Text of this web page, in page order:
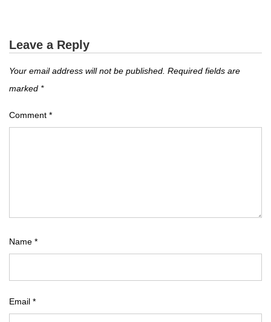
Leave a Reply
Your email address will not be published. Required fields are
marked *
Comment *
Name *
Email *